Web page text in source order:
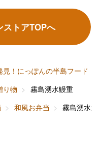
ストアTOPへ
見！にっぽんの半島フード
り物
霧島湧水鰻重
和風お弁当 霧島湧水鰻
ン
ズ
ギフト